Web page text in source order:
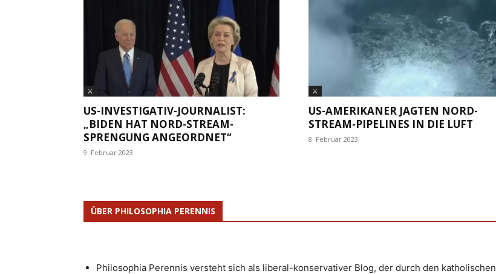
⚔
US-INVESTIGATIV-JOURNALIST:
„BIDEN HAT NORD-STREAM-
SPRENGUNG ANGEORDNET“
9. Februar 2023
⚔
US-AMERIKANER JAGTEN NORD-
STREAM-PIPELINES IN DIE LUFT
8. Februar 2023
ÜBER PHILOSOPHIA PERENNIS
Philosophia Perennis versteht sich als liberal-konservativer Blog, der durch den katholischen